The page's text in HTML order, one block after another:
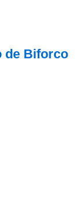
de Biforco